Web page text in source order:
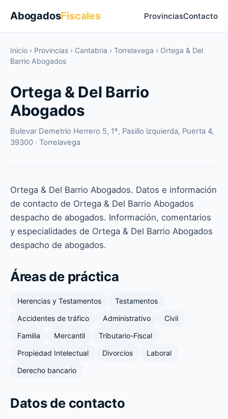
AbogadosFiscales ProvinciasContacto
Inicio › Provincias › Cantabria › Torrelavega › Ortega & Del
Barrio Abogados
Ortega & Del Barrio
Abogados
Bulevar Demetrio Herrero 5, 1º, Pasillo izquierda, Puerta 4,
39300 · Torrelavega
Ortega & Del Barrio Abogados. Datos e información
de contacto de Ortega & Del Barrio Abogados
despacho de abogados. Información, comentarios
y especialidades de Ortega & Del Barrio Abogados
despacho de abogados.
Áreas de práctica
Herencias y Testamentos
Testamentos
Accidentes de tráfico
Administrativo
Civil
Familia
Mercantil
Tributario-Fiscal
Propiedad Intelectual
Divorcios
Laboral
Derecho bancario
Datos de contacto